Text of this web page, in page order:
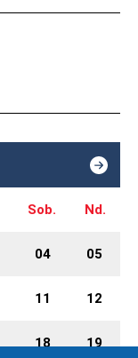
Sob. Nd.
04 05
11 12
18 19